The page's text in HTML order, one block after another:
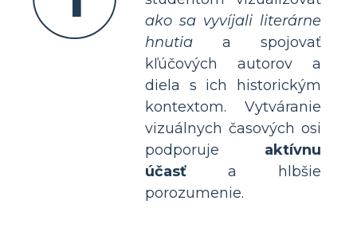
ako sa vyvíjali literárne
hnutia a spojovať
kľúčových autorov a
diela s ich historickým
kontextom. Vytváranie
vizuálnych časových osi
podporuje aktívnu
účasť a hlbšie
porozumenie.